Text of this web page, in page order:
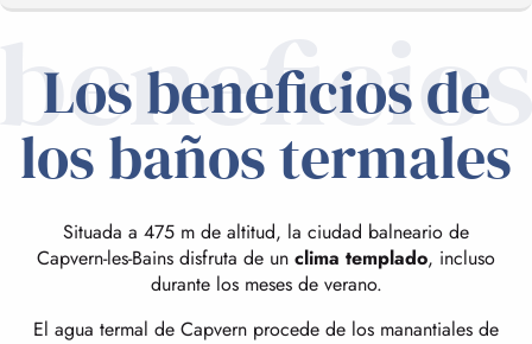
LOS BAÑOS TERMALES
INDICACIONES TERAPÉUTICAS
INFORMACIÓN PRÁCTICA
CAPVERN-LES-BAINS
Los beneficios de
los baños termales
Situada a 475 m de altitud, la ciudad balneario de
Capvern-les-Bains disfruta de un clima templado, incluso
durante los meses de verano.
El agua termal de Capvern procede de los manantiales de